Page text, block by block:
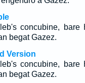
concubine, bare
begat Gazez.
Version
concubine, bare
begat Gazez.